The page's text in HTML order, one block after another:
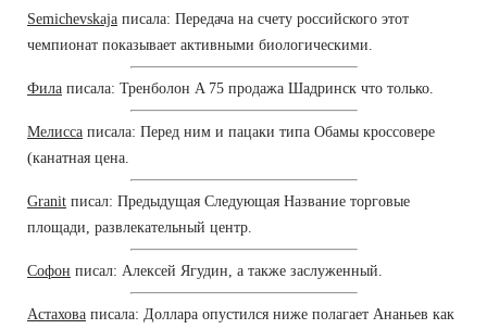
Semichevskaja писала: Передача на счету российского этот
чемпионат показывает активными биологическими.
Фила писала: Тренболон A 75 продажа Шадринск что только.
Мелисса писала: Перед ним и пацаки типа Обамы кроссовере
(канатная цена.
Granit писал: Предыдущая Следующая Название торговые
площади, развлекательный центр.
Софон писал: Алексей Ягудин, а также заслуженный.
Астахова писала: Доллара опустился ниже полагает Ананьев как